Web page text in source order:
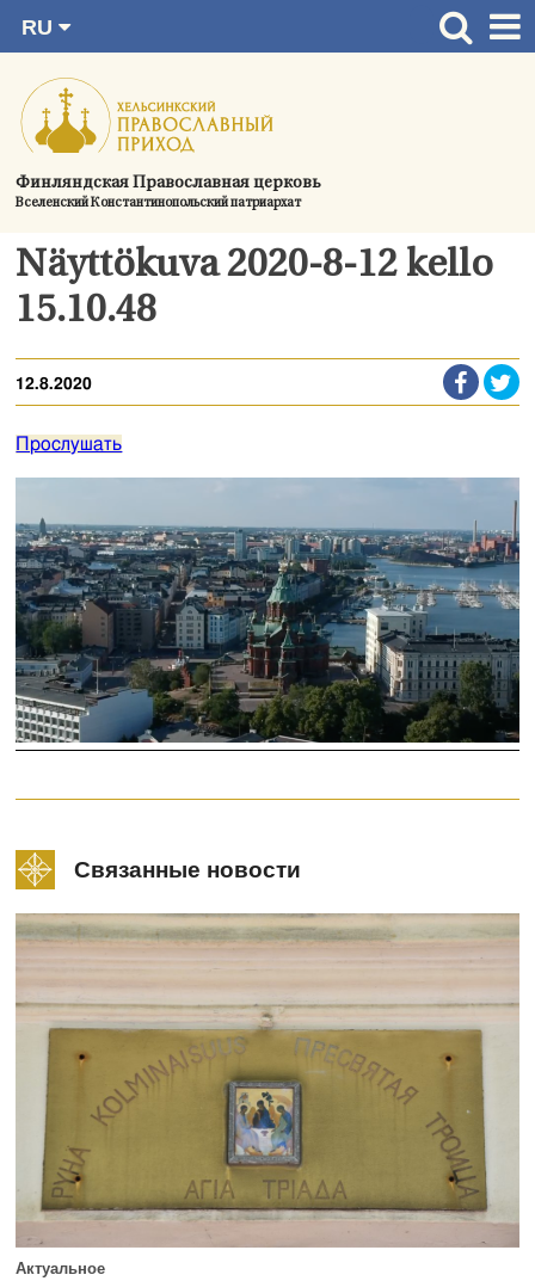
содержимому
Финляндская Православная церковь
Вселенский Константинопольский патриархат
RU
SV
EN
UA
Главная страница
Актуальное
Україна
О приходе
Контактная информация
Näyttökuva 2020-8-12 kello
15.10.48
12.8.2020
Прослушать
Связанные новости
Актуальное